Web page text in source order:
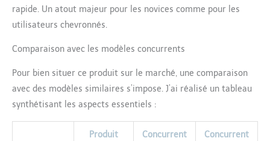
rapide. Un atout majeur pour les novices comme pour les
utilisateurs chevronnés.
Comparaison avec les modèles concurrents
Pour bien situer ce produit sur le marché, une comparaison
avec des modèles similaires s’impose. J’ai réalisé un tableau
synthétisant les aspects essentiels :
Produit
Concurrent
Concurrent